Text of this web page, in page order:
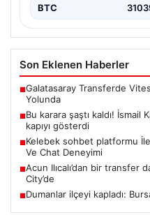
BTC
Son Eklenen Haberler
■Galatasaray Transferde
Yolunda
■Bu karara şaştı kaldı! İsmail
kapıyı gösterdi
■Kelebek sohbet platformu
Ve Chat Deneyimi
■Acun Ilıcalı’dan bir transfer
City’de
■Dumanlar ilçeyi kapladı: